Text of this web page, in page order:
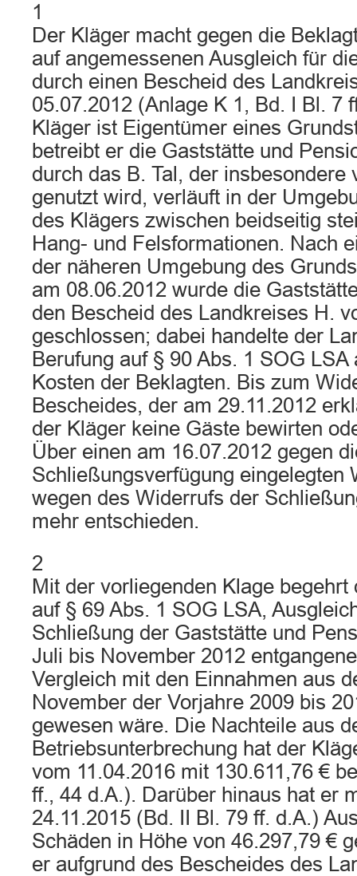
1
Der Kläger macht gegen die
auf angemessenen Ausgleich für
durch einen Bescheid des
05.07.2012 (Anlage K 1, Bd. I Bl. 7
Kläger ist Eigentümer eines
betreibt er die Gaststätte und
durch das B. Tal, der insbesondere
genutzt wird, verläuft in der
des Klägers zwischen beidseitig
Hang- und Felsformationen. Nach
der näheren Umgebung des
am 08.06.2012 wurde die
den Bescheid des Landkreises H.
geschlossen; dabei handelte der
Berufung auf § 90 Abs. 1 SOG
Kosten der Beklagten. Bis zum
Bescheides, der am 29.11.2012
der Kläger keine Gäste bewirten
Über einen am 16.07.2012 gegen
Schließungsverfügung eingelegten
wegen des Widerrufs der
mehr entschieden.
2
Mit der vorliegenden Klage begehrt
auf § 69 Abs. 1 SOG LSA,
Schließung der Gaststätte und
Juli bis November 2012
Vergleich mit den Einnahmen aus
November der Vorjahre 2009 bis
gewesen wäre. Die Nachteile aus
Betriebsunterbrechung hat der
vom 11.04.2016 mit 130.611,76 €
ff., 44 d.A.). Darüber hinaus hat er
24.11.2015 (Bd. II Bl. 79 ff. d.A.)
Schäden in Höhe von 46.297,79 €
er aufgrund des Bescheides des